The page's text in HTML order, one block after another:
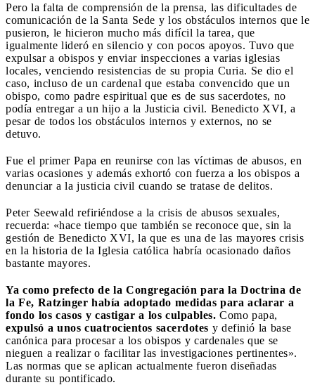
Pero la falta de comprensión de la prensa, las dificultades de
comunicación de la Santa Sede y los obstáculos internos que le
pusieron, le hicieron mucho más difícil la tarea, que
igualmente lideró en silencio y con pocos apoyos. Tuvo que
expulsar a obispos y enviar inspecciones a varias iglesias
locales, venciendo resistencias de su propia Curia. Se dio el
caso, incluso de un cardenal que estaba convencido que un
obispo, como padre espiritual que es de sus sacerdotes, no
podía entregar a un hijo a la Justicia civil. Benedicto XVI, a
pesar de todos los obstáculos internos y externos, no se
detuvo.
Fue el primer Papa en reunirse con las víctimas de abusos, en
varias ocasiones y además exhortó con fuerza a los obispos a
denunciar a la justicia civil cuando se tratase de delitos.
Peter Seewald refiriéndose a la crisis de abusos sexuales,
recuerda: «hace tiempo que también se reconoce que, sin la
gestión de Benedicto XVI, la que es una de las mayores crisis
en la historia de la Iglesia católica habría ocasionado daños
bastante mayores.
Ya como prefecto de la Congregación para la Doctrina de
la Fe, Ratzinger había adoptado medidas para aclarar a
fondo los casos y castigar a los culpables. Como papa,
expulsó a unos cuatrocientos sacerdotes y definió la base
canónica para procesar a los obispos y cardenales que se
nieguen a realizar o facilitar las investigaciones pertinentes».
Las normas que se aplican actualmente fueron diseñadas
durante su pontificado.